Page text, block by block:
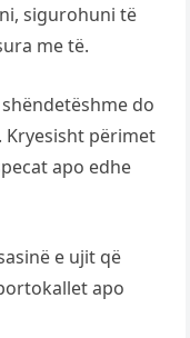
sigurohuni të
me të.
do
përimet
apo edhe
e ujit që
apo